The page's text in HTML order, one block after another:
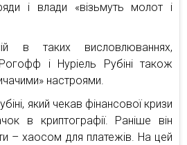
і влади «візьмуть молот і
в таких висловлюваннях,
і Нуріель Рубіні також
настроями.
який чекав фінансової кризи
в криптографії. Раніше він
– хаосом для платежів. На цей